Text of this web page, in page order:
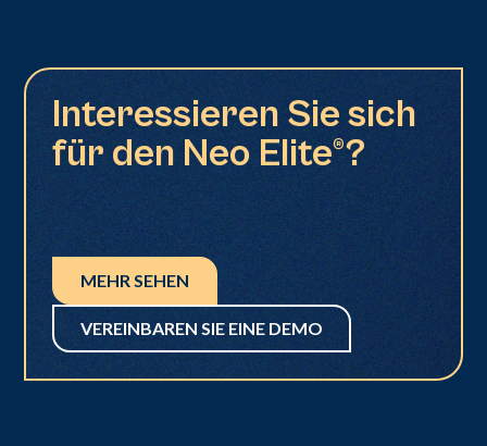
Interessieren Sie sich
für den Neo Elite®?
MEHR SEHEN
VEREINBAREN SIE EINE DEMO